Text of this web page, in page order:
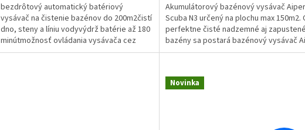
bezdrôtový automatický batériový
vysávač na čistenie bazénov do 200m2čistí
dno, steny a líniu vodyvýdrž batérie až 180
minútmožnosť ovládania vysávača cez
aplikáciu v telefóne...
Akumulátorový bazénový vysávač Aiper
Scuba N3 určený na plochu max 150m2.
perfektne čisté nadzemné aj zapustené
bazény sa postará bazénový vysávač
Scuba N3. Tento...
Novinka